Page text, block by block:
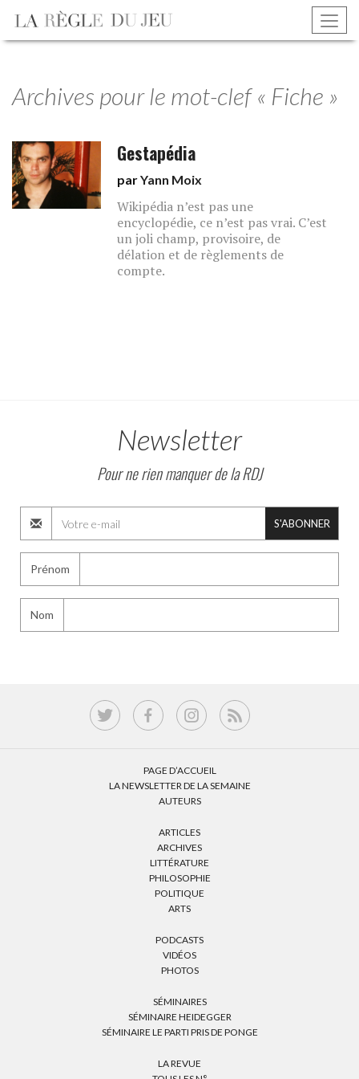
Archives pour le mot-clef « Fiche »
Gestapédia
parYann Moix
Wikipédia n’est pas une
encyclopédie, ce n’est pas vrai. C’est
un joli champ, provisoire, de
délation et de règlements de
compte.
Newsletter
Pour ne rien manquer de la RDJ
S'ABONNER
Prénom
Nom
PAGE D’ACCUEIL
LA NEWSLETTER DE LA SEMAINE
AUTEURS
ARTICLES
ARCHIVES
LITTÉRATURE
PHILOSOPHIE
POLITIQUE
ARTS
PODCASTS
VIDÉOS
PHOTOS
SÉMINAIRES
SÉMINAIRE HEIDEGGER
SÉMINAIRE LE PARTI PRIS DE PONGE
LA REVUE